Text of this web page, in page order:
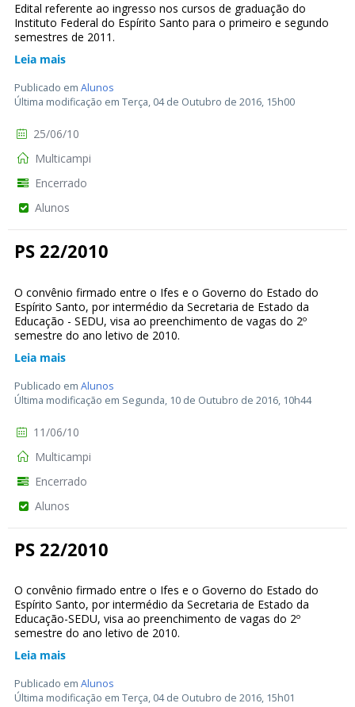
Edital referente ao ingresso nos cursos de graduação do
Instituto Federal do Espírito Santo para o primeiro e segundo
semestres de 2011.
Leia mais
Publicado em Alunos
Última modificação em Terça, 04 de Outubro de 2016, 15h00
25/06/10
Multicampi
Encerrado
Alunos
PS 22/2010
O convênio firmado entre o Ifes e o Governo do Estado do
Espírito Santo, por intermédio da Secretaria de Estado da
Educação - SEDU, visa ao preenchimento de vagas do 2º
semestre do ano letivo de 2010.
Leia mais
Publicado em Alunos
Última modificação em Segunda, 10 de Outubro de 2016, 10h44
11/06/10
Multicampi
Encerrado
Alunos
PS 22/2010
O convênio firmado entre o Ifes e o Governo do Estado do
Espírito Santo, por intermédio da Secretaria de Estado da
Educação-SEDU, visa ao preenchimento de vagas do 2º
semestre do ano letivo de 2010.
Leia mais
Publicado em Alunos
Última modificação em Terça, 04 de Outubro de 2016, 15h01